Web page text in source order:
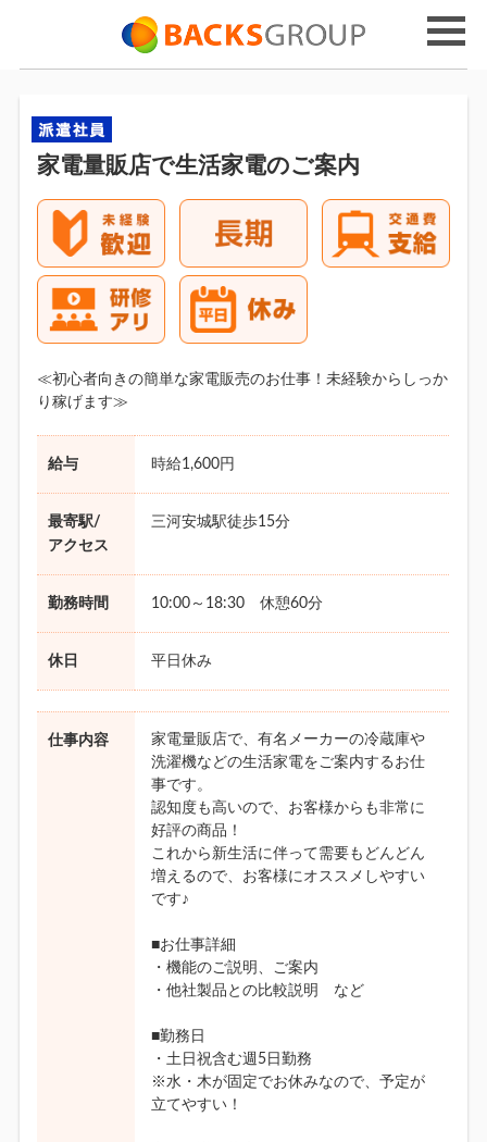
家電量販店で生活家電のご案内
≪初心者向きの簡単な家電販売のお仕事！未経験からしっか
り稼げます≫
給与 時給1,600円
最寄駅/
アクセス
三河安城駅徒歩15分
勤務時間 10:00～18:30 休憩60分
休日 平日休み
仕事内容
家電量販店で、有名メーカーの冷蔵庫や
洗濯機などの生活家電をご案内するお仕
事です。
認知度も高いので、お客様からも非常に
好評の商品！
これから新生活に伴って需要もどんどん
増えるので、お客様にオススメしやすい
です♪
■お仕事詳細
・機能のご説明、ご案内
・他社製品との比較説明 など
■勤務日
・土日祝含む週5日勤務
※水・木が固定でお休みなので、予定が
立てやすい！